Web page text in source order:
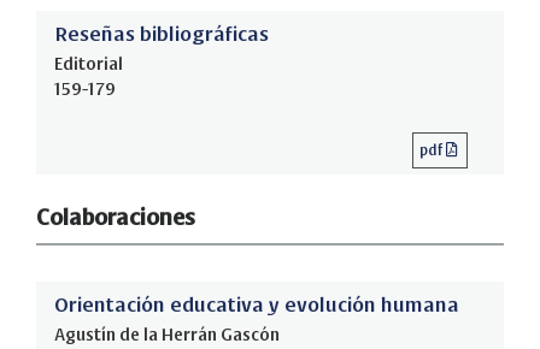
Reseñas bibliográficas
Editorial
159-179
pdf
Colaboraciones
Orientación educativa y evolución humana
Agustín de la Herrán Gascón